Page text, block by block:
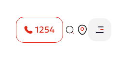
1254